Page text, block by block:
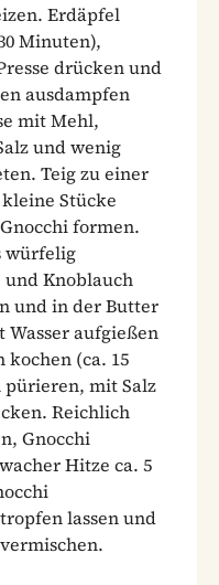
Erdäpfel
Minuten),
drücken und
ausdampfen
mit Mehl,
und wenig
Teig zu einer
Stücke
formen.
würfelig
und Knoblauch
und in der Butter
aufgießen
(ca. 15
pürieren, mit Salz
Reichlich
Gnocchi
Hitze ca. 5
lassen und